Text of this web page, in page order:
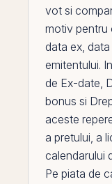
vot si
motiv pentru
data ex, data
emitentului.
de Ex-date,
bonus si
aceste
a pretului, a
calendarului
Pe piata de